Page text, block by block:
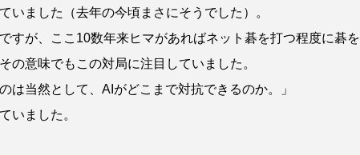
いました（去年の今頃まさにそうでした）。
すが、ここ10数年来ヒマがあればネット碁を打つ程度に碁を
の意味でもこの対局に注目していました。
は当然として、AIがどこまで対抗できるのか。」
いました。